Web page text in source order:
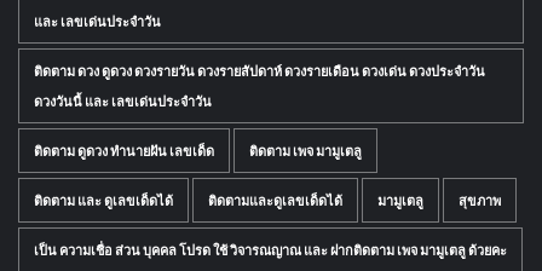
และ เลขเด่นประจำวัน
ติดตาม ดวง ดูดวง ดวงรายวัน ดวงรายสัปดาห์ ดวงรายเดือน ดวงเด่น ดวงประจำวัน
ดวงวันนี้ และ เลขเด่นประจำวัน
ติดตาม ดูดวง ทำนายฝัน เลขเด็ด ติดตาม เพจ มามูเตลู
ติดตาม และ ดูเลขเด็ดได้ ติดตามและดูเลขเด็ดได้ มามูเตลู สุขภาพ
เป็น ความเชื่อ ส่วน บุคคล โปรด ใช้ วิจารณญาณ และ ฝากติดตาม เพจ มามูเตลู ด้วยคะ